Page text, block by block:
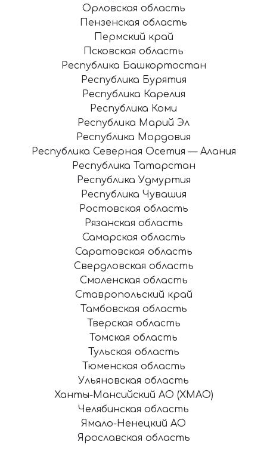
Орловская область
Пензенская область
Пермский край
Псковская область
Республика Башкортостан
Республика Бурятия
Республика Карелия
Республика Коми
Республика Марий Эл
Республика Мордовия
Республика Северная Осетия — Алания
Республика Татарстан
Республика Удмуртия
Республика Чувашия
Ростовская область
Рязанская область
Самарская область
Саратовская область
Свердловская область
Смоленская область
Ставропольский край
Тамбовская область
Тверская область
Томская область
Тульская область
Тюменская область
Ульяновская область
Ханты-Мансийский АО (ХМАО)
Челябинская область
Ямало-Ненецкий АО
Ярославская область